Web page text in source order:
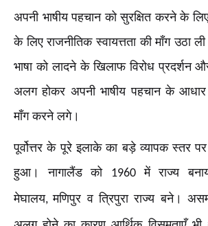
अपनी भाषीय पहचान को सुरक्षित करने के
के लिए राजनीतिक स्वायत्तता की माँग उठा
भाषा को लादने के खिलाफ विरोध
अलग होकर अपनी भाषीय पहचान के
माँग करने लगे।
पूर्वोत्तर के पूरे इलाके का बड़े व्यापक स्तर
हुआ। नागालैंड को 1960में राज्य
मेघालय,मणिपुर व त्रिपुरा राज्य बने।